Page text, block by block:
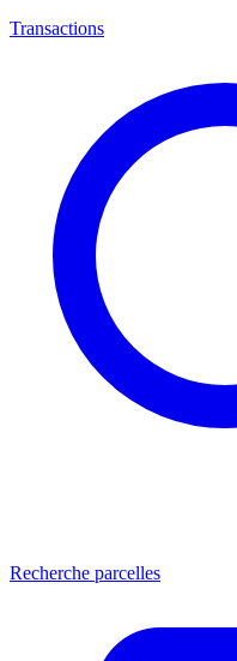
Transactions
Recherche parcelles